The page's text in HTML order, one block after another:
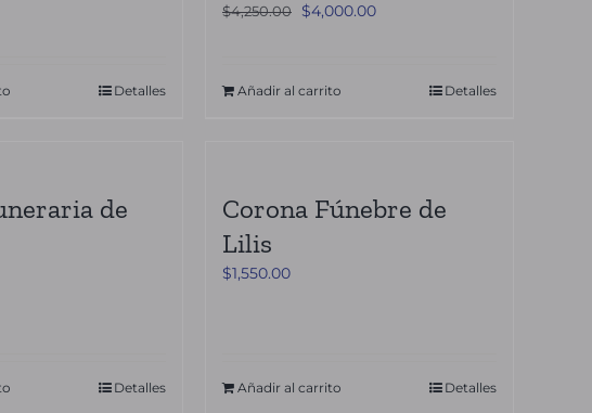
Detalles
$4,250.00
El
era:
$4,000.00El
Añadir al carrito Detalles
de
Detalles
Corona Fúnebre de
Lilis
$1,550.00
Añadir al carrito Detalles